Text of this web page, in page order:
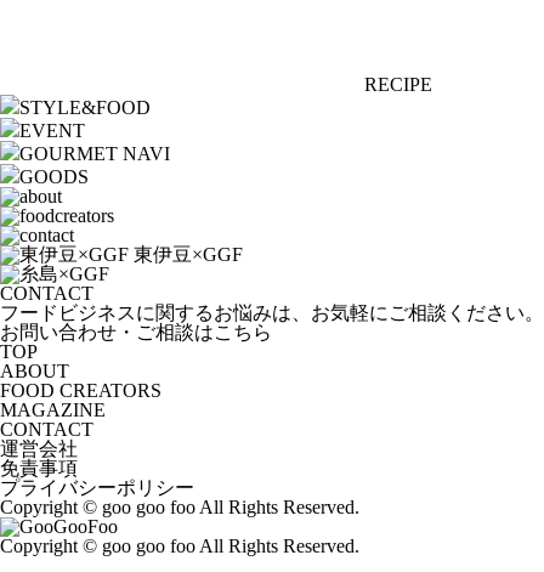
RECIPE
STYLE&FOOD
EVENT
GOURMET NAVI
GOODS
CONTACT
フードビジネスに関するお悩みは、お気軽にご相談ください。
お問い合わせ・ご相談はこちら
TOP
ABOUT
FOOD CREATORS
MAGAZINE
CONTACT
運営会社
免責事項
プライバシーポリシー
Copyright © goo goo foo All Rights Reserved.
Copyright © goo goo foo All Rights Reserved.